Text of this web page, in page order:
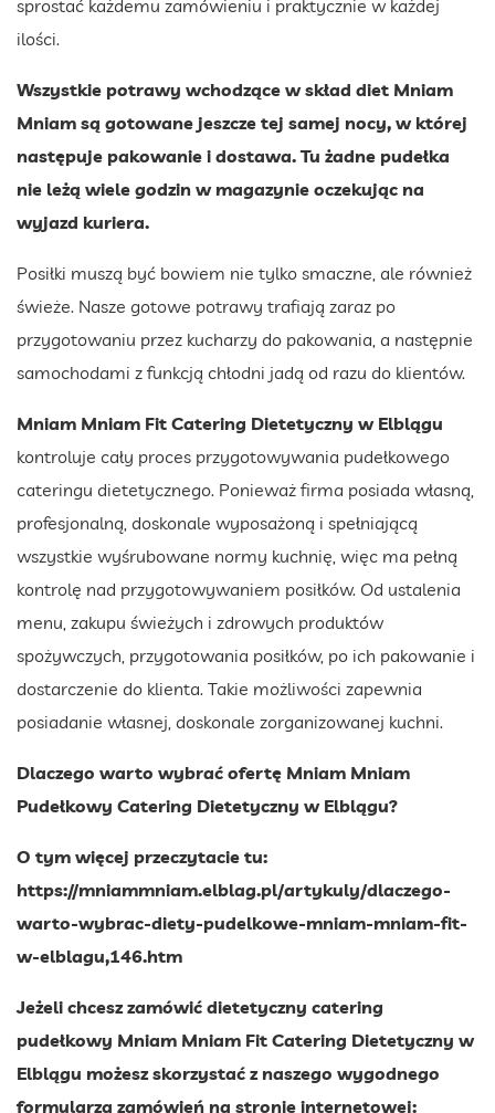
sprostać każdemu zamówieniu i praktycznie w każdej
ilości.
Wszystkie potrawy wchodzące w skład diet Mniam
Mniam są gotowane jeszcze tej samej nocy, w której
następuje pakowanie i dostawa. Tu żadne pudełka
nie leżą wiele godzin w magazynie oczekując na
wyjazd kuriera.
Posiłki muszą być bowiem nie tylko smaczne, ale również
świeże. Nasze gotowe potrawy trafiają zaraz po
przygotowaniu przez kucharzy do pakowania, a następnie
samochodami z funkcją chłodni jadą od razu do klientów.
Mniam Mniam Fit Catering Dietetyczny w Elblągu
kontroluje cały proces przygotowywania pudełkowego
cateringu dietetycznego. Ponieważ firma posiada własną,
profesjonalną, doskonale wyposażoną i spełniającą
wszystkie wyśrubowane normy kuchnię, więc ma pełną
kontrolę nad przygotowywaniem posiłków. Od ustalenia
menu, zakupu świeżych i zdrowych produktów
spożywczych, przygotowania posiłków, po ich pakowanie i
dostarczenie do klienta. Takie możliwości zapewnia
posiadanie własnej, doskonale zorganizowanej kuchni.
Dlaczego warto wybrać ofertę Mniam Mniam
Pudełkowy Catering Dietetyczny w Elblągu?
O tym więcej przeczytacie tu:
https://mniammniam.elblag.pl/artykuly/dlaczego-
warto-wybrac-diety-pudelkowe-mniam-mniam-fit-
w-elblagu,146.htm
Jeżeli chcesz zamówić dietetyczny catering
pudełkowy Mniam Mniam Fit Catering Dietetyczny w
Elblągu możesz skorzystać z naszego wygodnego
formularza zamówień na stronie internetowej: